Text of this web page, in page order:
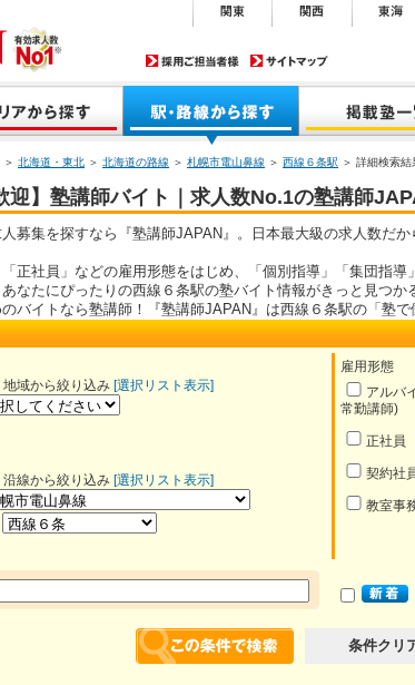
＞ 北海道・東北 ＞ 北海道の路線 ＞ 札幌市電山鼻線 ＞ 西線６条駅 ＞ 詳細検索結
迎】塾講師バイト｜求人数No.1の塾講師
募集を探すなら『塾講師JAPAN』。日本最大級の求人数だ
正社員」などの雇用形態をはじめ、「個別指導」「集団指
なたにぴったりの西線６条駅の塾バイト情報がきっと見つか
バイトなら塾講師！『塾講師JAPAN』は西線６条駅の「塾で
地域から絞り込み [選択リスト表示]
雇用形態
アルバ
常勤講師)
正社員
契約社
教室事
沿線から絞り込み [選択リスト表示]
条件クリ